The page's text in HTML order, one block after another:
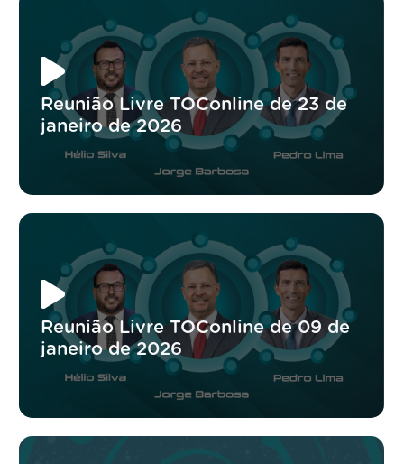
Reunião Livre TOConline de 23 de
janeiro de 2026
Reunião Livre TOConline de 09 de
janeiro de 2026